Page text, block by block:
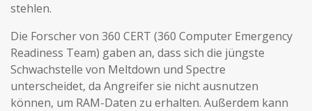
stehlen.
Die Forscher von 360 CERT (360 Computer Emergency
Readiness Team) gaben an, dass sich die jüngste
Schwachstelle von Meltdown und Spectre
unterscheidet, da Angreifer sie nicht ausnutzen
können, um RAM-Daten zu erhalten. Außerdem kann